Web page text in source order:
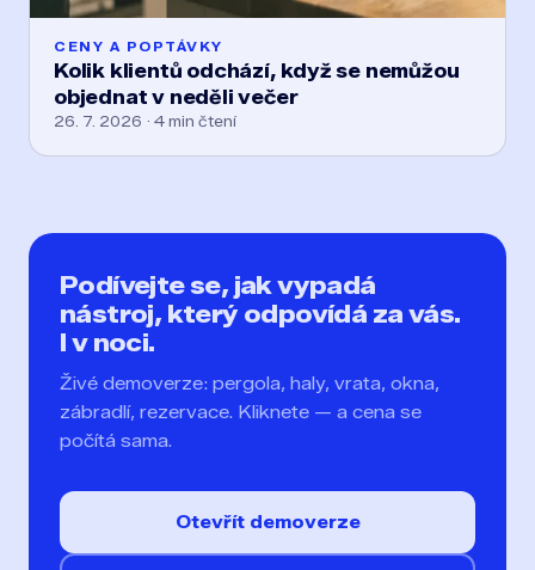
CENY A POPTÁVKY
Kolik klientů odchází, když se nemůžou
objednat v neděli večer
26. 7. 2026 · 4 min čtení
Podívejte se, jak vypadá
nástroj, který odpovídá za vás.
I v noci.
Živé demoverze: pergola, haly, vrata, okna,
zábradlí, rezervace. Kliknete — a cena se
počítá sama.
Otevřít demoverze